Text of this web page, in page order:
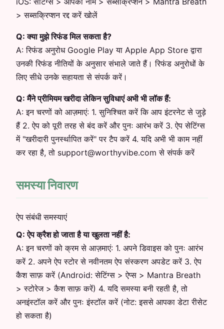
> सब्सक्रिप्शन रद्द करें खोलें
Q:क्या मुझे रिफंड मिल सकता है?
A:रिफंड अनुरोध Google Play या Apple App Store द्वारा
उनकी रिफंड नीतियों के अनुसार संभाले जाते हैं। रिफंड अनुरोधों के
लिए सीधे उनके सहायता से संपर्क करें।
Q:मैंने प्रीमियम खरीदा लेकिन सुविधाएं अभी भी लॉक हैं:
A:इन चरणों को आज़माएं: 1. सुनिश्चित करें कि आप इंटरनेट से जुड़े
हैं 2. ऐप को पूरी तरह से बंद करें और पुनः आरंभ करें 3. ऐप सेटिंग्स
में "खरीदारी पुनर्स्थापित करें" पर टैप करें 4. यदि अभी भी काम नहीं
कर रहा है, तो support@worthyvibe.com से संपर्क करें
समस्या निवारण
ऐप संबंधी समस्याएं
Q:ऐप क्रैश हो जाता है या खुलता नहीं है:
A:इन चरणों को क्रम से आज़माएं: 1. अपने डिवाइस को पुनः आरंभ
करें 2. अपने ऐप स्टोर से नवीनतम ऐप संस्करण अपडेट करें 3. ऐप
कैश साफ़ करें (Android: सेटिंग्स > ऐप्स > Mantra Breath
> स्टोरेज > कैश साफ़ करें) 4. यदि समस्या बनी रहती है, तो
अनइंस्टॉल करें और पुनः इंस्टॉल करें (नोट: इससे आपका डेटा रीसेट
हो सकता है)